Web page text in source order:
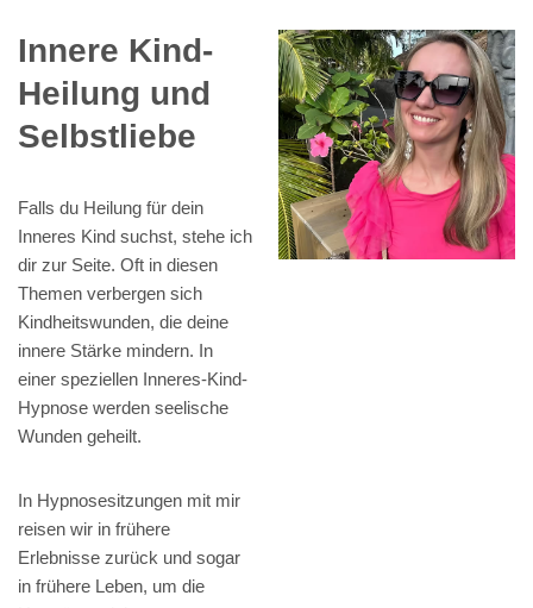
Innere Kind-
Heilung und
Selbstliebe
Falls du Heilung für dein
Inneres Kind suchst, stehe ich
dir zur Seite. Oft in diesen
Themen verbergen sich
Kindheitswunden, die deine
innere Stärke mindern. In
einer speziellen Inneres-Kind-
Hypnose werden seelische
Wunden geheilt.
In Hypnosesitzungen mit mir
reisen wir in frühere
Erlebnisse zurück und sogar
in frühere Leben, um die